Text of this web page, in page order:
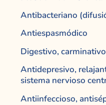
Antibacteriano
Antiespasmódico
Digestivo,
Antidepresivo,
sistema nervioso
Antiinfeccioso,